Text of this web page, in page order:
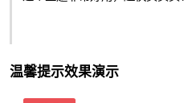
温馨提示效果演示